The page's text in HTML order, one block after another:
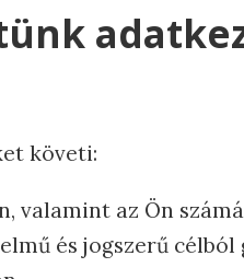
követi:
valamint az Ön
és jogszerű